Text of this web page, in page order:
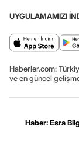
UYGULAMAMIZI
Haberler.com:
ve en güncel
Haber: Esra